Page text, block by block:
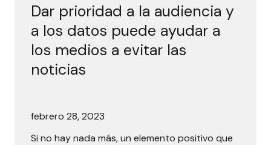
Dar prioridad a la audiencia y
a los datos puede ayudar a
los medios a evitar las
noticias
febrero 28, 2023
Si no hay nada más, un elemento positivo que